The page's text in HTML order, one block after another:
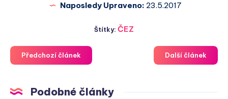
Naposledy Upraveno: 23.5.2017
Štítky:ČEZ
Předchozí článek Další článek
Podobné články